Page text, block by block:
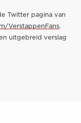
Twitter pagina van
VerstappenFans.
uitgebreid verslag